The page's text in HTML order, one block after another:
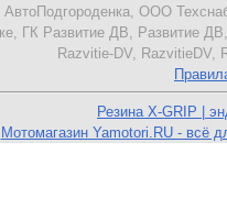
АвтоПодгороденка, ООО
ГК Развитие ДВ,
Razvitie-DV, RazvitieDV,
Резина X-GRIP |
Мотомагазин Yamotori.RU - всё